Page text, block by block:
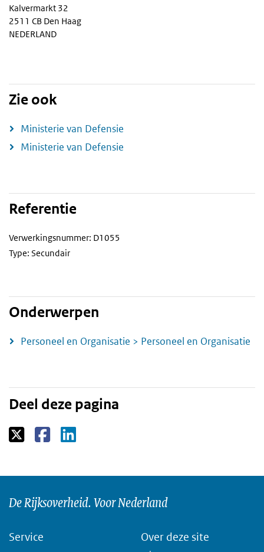
Kalvermarkt 32
2511 CB Den Haag
NEDERLAND
Zie ook
Ministerie van Defensie
Ministerie van Defensie
Referentie
Verwerkingsnummer: D1055
Type: Secundair
Onderwerpen
Personeel en Organisatie > Personeel en Organisatie
Deel deze pagina
De Rijksoverheid. Voor Nederland
Service Over deze site